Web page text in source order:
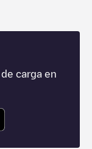
carga en